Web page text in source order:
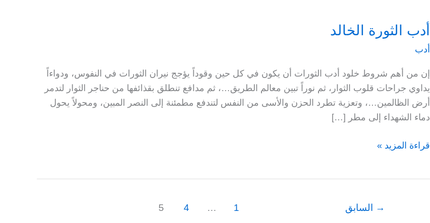
أدب الثورة الخالد
أدب
إن من أهم شروط خلود أدب الثورات أن يكون في كل حين وقوداً يؤجج نيران الثورات في النفوس، ودواءاً
يداوي جراحات قلوب الثوار، ثم نوراً تبين معالم الطريق…، ثم مدافع تنطلق بقذائفها من حناجر الثوار لتدمر
أرض الظالمين…، وتعزية تطرد الحزن والأسى من النفس لتندفع مطمئنة إلى النصر المبين، ومحولاً يحول
دماء الشهداء إلى مطر […]
أدب
قراءة المزيد »
→ السابق 1
…
4
5